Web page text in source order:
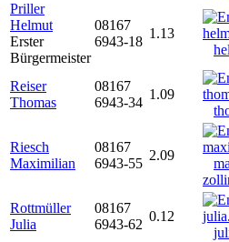
Priller
Helmut
Erster
Bürgermeister
08167
6943-18
1.13
Reiser
Thomas
08167
6943-34
1.09
Riesch
Maximilian
08167
6943-55
2.09
Rottmüller
Julia
08167
6943-62
0.12